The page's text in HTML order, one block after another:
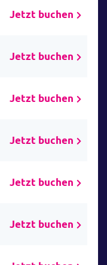
Jetzt buchen
Jetzt buchen
Jetzt buchen
Jetzt buchen
Jetzt buchen
Jetzt buchen